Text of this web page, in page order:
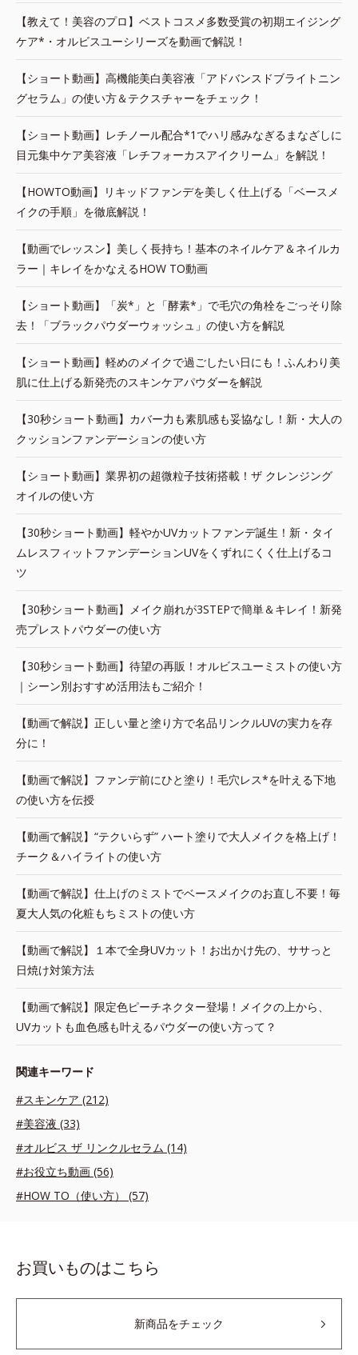
【教えて！美容のプロ】ベストコスメ多数受賞の初期エイジング
ケア*・オルビスユーシリーズを動画で解説！
【ショート動画】高機能美白美容液「アドバンスドブライトニン
グセラム」の使い方＆テクスチャーをチェック！
【ショート動画】レチノール配合*1でハリ感みなぎるまなざしに
目元集中ケア美容液「レチフォーカスアイクリーム」を解説！
【HOWTO動画】リキッドファンデを美しく仕上げる「ベースメ
イクの手順」を徹底解説！
【動画でレッスン】美しく長持ち！基本のネイルケア＆ネイルカ
ラー｜キレイをかなえるHOW TO動画
【ショート動画】「炭*」と「酵素*」で毛穴の角栓をごっそり除
去！「ブラックパウダーウォッシュ」の使い方を解説
【ショート動画】軽めのメイクで過ごしたい日にも！ふんわり美
肌に仕上げる新発売のスキンケアパウダーを解説
【30秒ショート動画】カバー力も素肌感も妥協なし！新・大人の
クッションファンデーションの使い方
【ショート動画】業界初の超微粒子技術搭載！ザ クレンジング
オイルの使い方
【30秒ショート動画】軽やかUVカットファンデ誕生！新・タイ
ムレスフィットファンデーションUVをくずれにくく仕上げるコ
ツ
【30秒ショート動画】メイク崩れが3STEPで簡単＆キレイ！新発
売プレストパウダーの使い方
【30秒ショート動画】待望の再販！オルビスユーミストの使い方
｜シーン別おすすめ活用法もご紹介！
【動画で解説】正しい量と塗り方で名品リンクルUVの実力を存
分に！
【動画で解説】ファンデ前にひと塗り！毛穴レス*を叶える下地
の使い方を伝授
【動画で解説】“テクいらず” ハート塗りで大人メイクを格上げ！
チーク＆ハイライトの使い方
【動画で解説】仕上げのミストでベースメイクのお直し不要！毎
夏大人気の化粧もちミストの使い方
【動画で解説】１本で全身UVカット！お出かけ先の、ササっと
日焼け対策方法
【動画で解説】限定色ピーチネクター登場！メイクの上から、
UVカットも血色感も叶えるパウダーの使い方って？
関連キーワード
#スキンケア (212)
#美容液 (33)
#オルビス ザ リンクルセラム (14)
#お役立ち動画 (56)
#HOW TO（使い方） (57)
お買いものはこちら
新商品をチェック